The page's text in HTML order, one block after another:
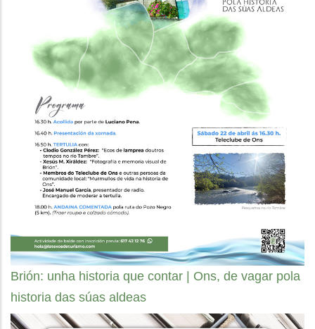
Brión: unha historia que contar | Ons, de vagar pola
historia das súas aldeas